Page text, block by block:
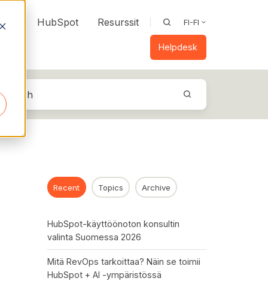
HubSpot Resurssit FI-FI
Helpdesk
Recent Topics Archive
HubSpot-käyttöönoton konsultin
valinta Suomessa 2026
Mitä RevOps tarkoittaa? Näin se toimii
HubSpot + AI -ympäristössä